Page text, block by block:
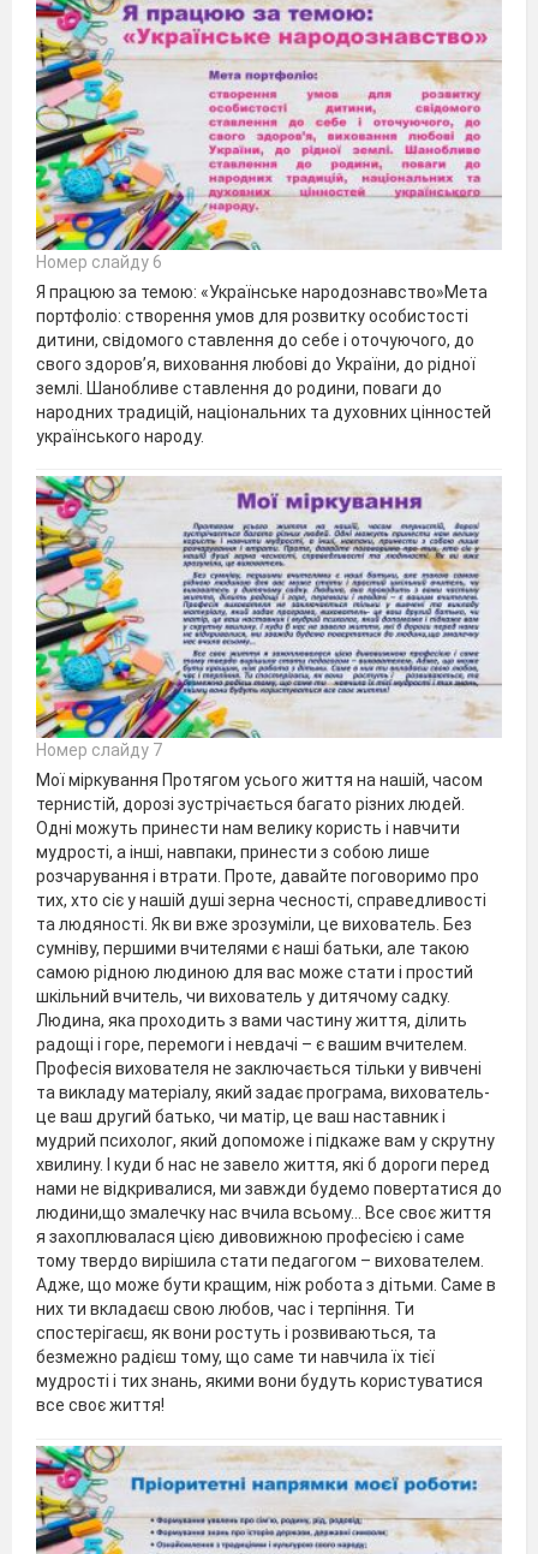
Номер слайду 6
Я працюю за темою: «Українське народознавство»Мета
портфоліо: створення умов для розвитку особистості
дитини, свідомого ставлення до себе і оточуючого, до
свого здоров’я, виховання любові до України, до рідної
землі. Шанобливе ставлення до родини, поваги до
народних традицій, національних та духовних цінностей
українського народу.
Номер слайду 7
Мої міркування Протягом усього життя на нашій, часом
тернистій, дорозі зустрічається багато різних людей.
Одні можуть принести нам велику користь і навчити
мудрості, а інші, навпаки, принести з собою лише
розчарування і втрати. Проте, давайте поговоримо про
тих, хто сіє у нашій душі зерна чесності, справедливості
та людяності. Як ви вже зрозуміли, це вихователь. Без
сумніву, першими вчителями є наші батьки, але такою
самою рідною людиною для вас може стати і простий
шкільний вчитель, чи вихователь у дитячому садку.
Людина, яка проходить з вами частину життя, ділить
радощі і горе, перемоги і невдачі – є вашим вчителем.
Професія вихователя не заключається тільки у вивчені
та викладу матеріалу, який задає програма, вихователь-
це ваш другий батько, чи матір, це ваш наставник і
мудрий психолог, який допоможе і підкаже вам у скрутну
хвилину. І куди б нас не завело життя, які б дороги перед
нами не відкривалися, ми завжди будемо повертатися до
людини,що змалечку нас вчила всьому… Все своє життя
я захоплювалася цією дивовижною професією і саме
тому твердо вирішила стати педагогом – вихователем.
Адже, що може бути кращим, ніж робота з дітьми. Саме в
них ти вкладаєш свою любов, час і терпіння. Ти
спостерігаєш, як вони ростуть і розвиваються, та
безмежно радієш тому, що саме ти навчила їх тієї
мудрості і тих знань, якими вони будуть користуватися
все своє життя!